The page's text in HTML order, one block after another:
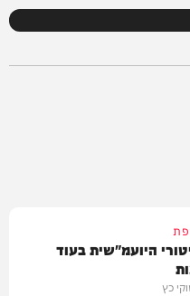
היועמ"שית בעוד
כץ